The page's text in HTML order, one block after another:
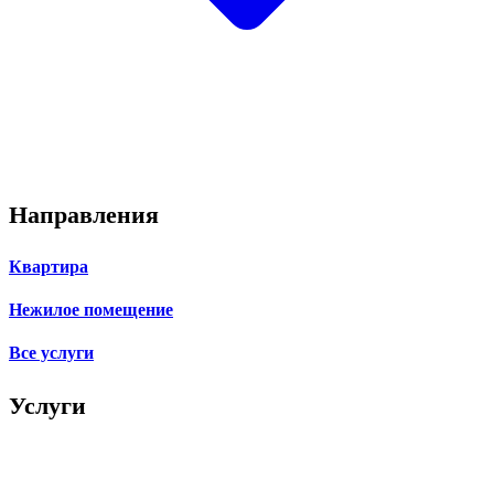
Направления
Квартира
Нежилое помещение
Все услуги
Услуги